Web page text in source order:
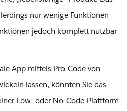
nur wenige Funktionen
jedoch komplett nutzbar
App mittels Pro-Code von
lassen, könnten Sie das
Low- oder No-Code-Plattform